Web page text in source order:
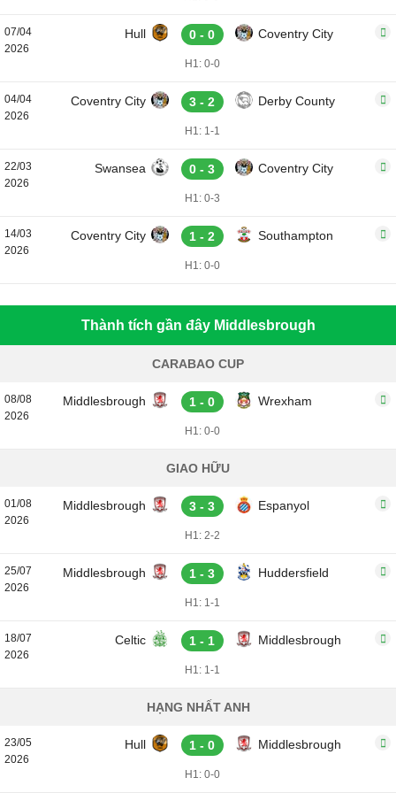
07/04
2026
Hull 0 - 0 Coventry City
H1: 0-0
04/04
2026
Coventry City 3 - 2 Derby County
H1: 1-1
22/03
2026
Swansea 0 - 3 Coventry City
H1: 0-3
14/03
2026
Coventry City 1 - 2 Southampton
H1: 0-0
Thành tích gần đây Middlesbrough
CARABAO CUP
08/08
2026
Middlesbrough 1 - 0 Wrexham
H1: 0-0
GIAO HỮU
01/08
2026
Middlesbrough 3 - 3 Espanyol
H1: 2-2
25/07
2026
Middlesbrough 1 - 3 Huddersfield
H1: 1-1
18/07
2026
Celtic 1 - 1 Middlesbrough
H1: 1-1
HẠNG NHẤT ANH
23/05
2026
Hull 1 - 0 Middlesbrough
H1: 0-0